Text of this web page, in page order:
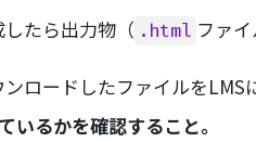
したら出力物（ .html ファ
ロードしたファイルをLMS
いるかを確認すること。